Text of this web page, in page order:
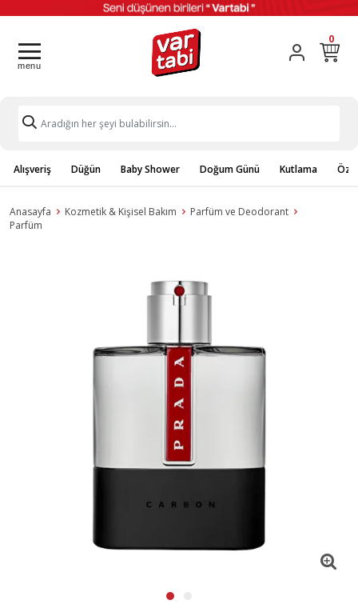
0
Alışveriş Düğün Baby Shower Doğum Günü Kutlama
Anasayfa Kozmetik & Kişisel Bakım
Parfüm ve Deodorant
Parfüm